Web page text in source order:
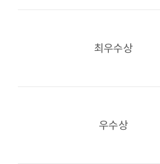
최우수상
우수상